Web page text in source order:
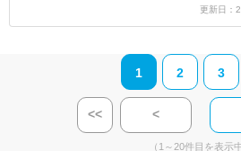
更新日：
1 2 3
<< <
（1～20件目を表示中